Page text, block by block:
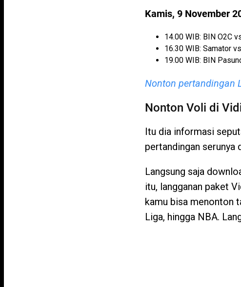
Kamis, 9 November
14.00 WIB: BIN O2C
16.30 WIB: Samator
19.00 WIB: BIN
Nonton pertandingan
Nonton Voli di
Itu dia informasi
pertandingan serunya
Langsung saja
itu, langganan paket
kamu bisa menonton
Liga, hingga NBA.